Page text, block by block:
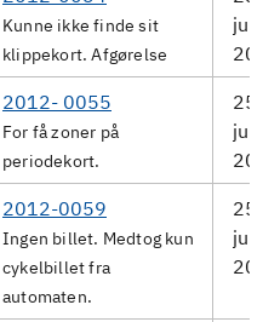
Kunne ikke finde sit
klippekort. Afgørelse
juni
2012- 0055
For få zoner på
periodekort.
25.
juni
2012-0059
Ingen billet. Medtog kun
cykelbillet fra
automaten.
25.
juni